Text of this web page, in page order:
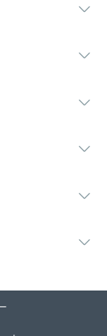
新卒就
マンガ・ゲーム
note
途求人掲載はこ
お問い合わ